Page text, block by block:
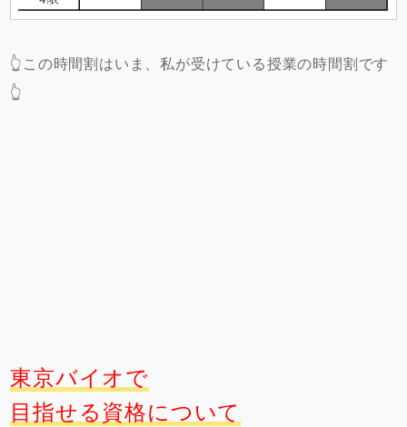
👆この時間割はいま、私が受けている授業の時間割です
👆
東京バイオで
目指せる資格について